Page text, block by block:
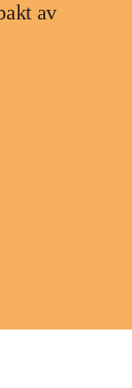
av